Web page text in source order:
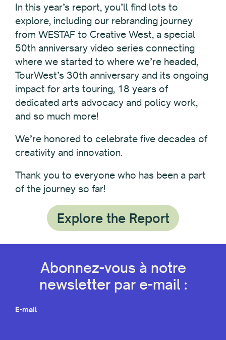
In this year’s report, you’ll find lots to
explore, including our rebranding journey
from WESTAF to Creative West, a special
50th anniversary video series connecting
where we started to where we’re headed,
TourWest’s 30th anniversary and its ongoing
impact for arts touring, 18 years of
dedicated arts advocacy and policy work,
and so much more!
We’re honored to celebrate five decades of
creativity and innovation.
Thank you to everyone who has been a part
of the journey so far!
Explore the Report
Abonnez-vous à notre
newsletter par e-mail :
E-mail